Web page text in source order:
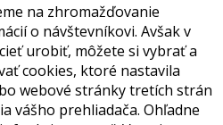
na zhromažďovanie
o návštevníkovi. Avšak v
urobiť, môžete si vybrať a
cookies, ktoré nastavila
webové stránky tretích strán
vášho prehliadača. Ohľadne